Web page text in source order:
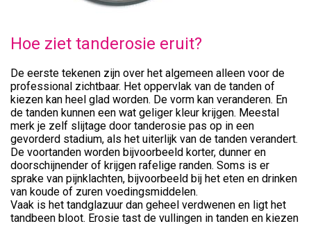
Hoe ziet tanderosie eruit?
De eerste tekenen zijn over het algemeen alleen voor de
professional zichtbaar. Het oppervlak van de tanden of
kiezen kan heel glad worden. De vorm kan veranderen. En
de tanden kunnen een wat geliger kleur krijgen. Meestal
merk je zelf slijtage door tanderosie pas op in een
gevorderd stadium, als het uiterlijk van de tanden verandert.
De voortanden worden bijvoorbeeld korter, dunner en
doorschijnender of krijgen rafelige randen. Soms is er
sprake van pijnklachten, bijvoorbeeld bij het eten en drinken
van koude of zuren voedingsmiddelen.
Vaak is het tandglazuur dan geheel verdwenen en ligt het
tandbeen bloot. Erosie tast de vullingen in tanden en kiezen